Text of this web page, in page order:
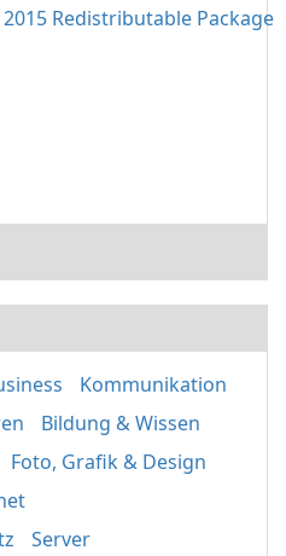
Kommunikation
Bildung & Wissen
Foto, Grafik & Design
Server